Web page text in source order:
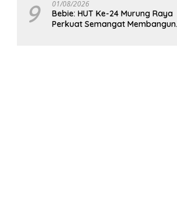
9 01/08/2026
Bebie: HUT Ke-24 Murung Raya
Perkuat Semangat Membangun